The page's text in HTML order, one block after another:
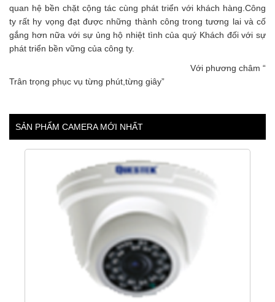
quan hệ bền chặt cộng tác cùng phát triển với khách hàng.Công
ty rất hy vọng đạt được những thành công trong tương lai và cố
gắng hơn nữa với sự ủng hộ nhiệt tình của quý Khách đối với sự
phát triển bền vững của công ty.
Với phương châm “
Trân trọng phục vụ từng phút,từng giây”
SẢN PHẨM CAMERA MỚI NHẤT